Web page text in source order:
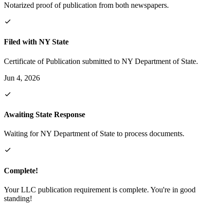
Notarized proof of publication from both newspapers.
Filed with NY State
Certificate of Publication submitted to NY Department of State.
Jun 4, 2026
Awaiting State Response
Waiting for NY Department of State to process documents.
Complete!
Your LLC publication requirement is complete. You're in good
standing!